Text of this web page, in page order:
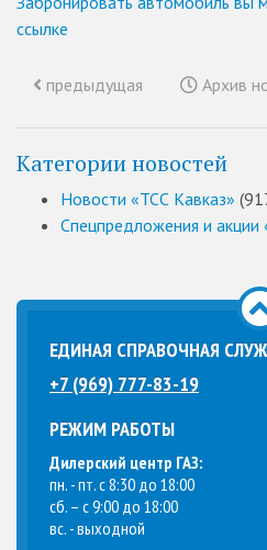
ссылке
предыдущая Архив
Категории новостей
Новости «ТСС Кавказ»
Спецпредложения и акции
ЕДИНАЯ СПРАВОЧНАЯ
+7 (969) 777-83-19
РЕЖИМ РАБОТЫ
Дилерский центр ГАЗ:
пн. - пт. с 8:30 до 18:00
сб. – с 9:00 до 18:00
вс. - выходной